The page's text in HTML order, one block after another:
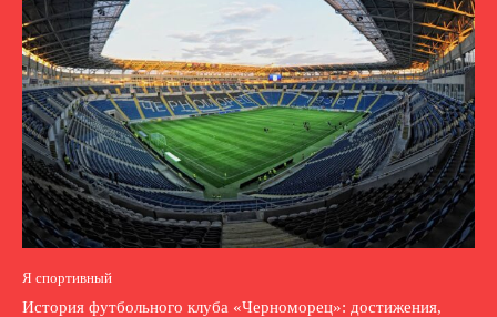
Я спортивный
История футбольного клуба «Черноморец»: достижения,